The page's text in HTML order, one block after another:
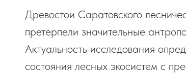
Древостои Саратовского
претерпели значительные
Актуальность исследования
состояния лесных экосистем с